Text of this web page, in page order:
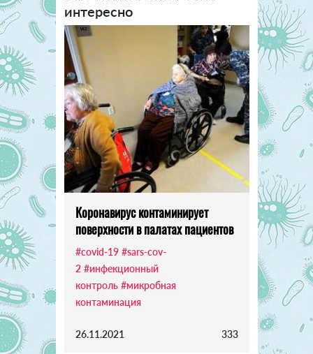
интересно
Коронавирус контаминирует
поверхности в палатах пациентов
#covid-19 #sars-cov-
2 #инфекционный
контроль #микробная
контаминация
26.11.2021 333